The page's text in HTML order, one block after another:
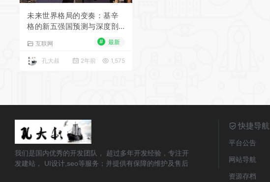
未来世界格局的变奏：基辛
格的新五强国预测与深度剖
互联网 # 最新
孔大叔 2年前 1,575
我们是国内优秀的开发团队， 超过多年开发经验，专注开
发建站， UI设计,seo等服务；并提供有保障的维护及售后
快捷导航
平台公告
网站导航
资源存档